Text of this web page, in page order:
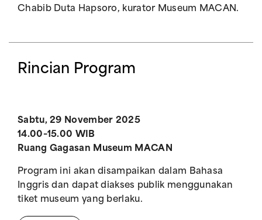
Chabib Duta Hapsoro, kurator Museum MACAN.
Rincian Program
Sabtu, 29 November 2025
14.00–15.00 WIB
Ruang Gagasan Museum MACAN
Program ini akan disampaikan dalam Bahasa
Inggris dan dapat diakses publik menggunakan
tiket museum yang berlaku.